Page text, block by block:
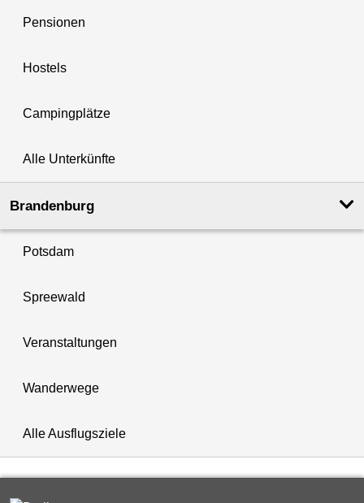
Pensionen
Hostels
Campingplätze
Alle Unterkünfte
Brandenburg
Potsdam
Spreewald
Veranstaltungen
Wanderwege
Alle Ausflugsziele